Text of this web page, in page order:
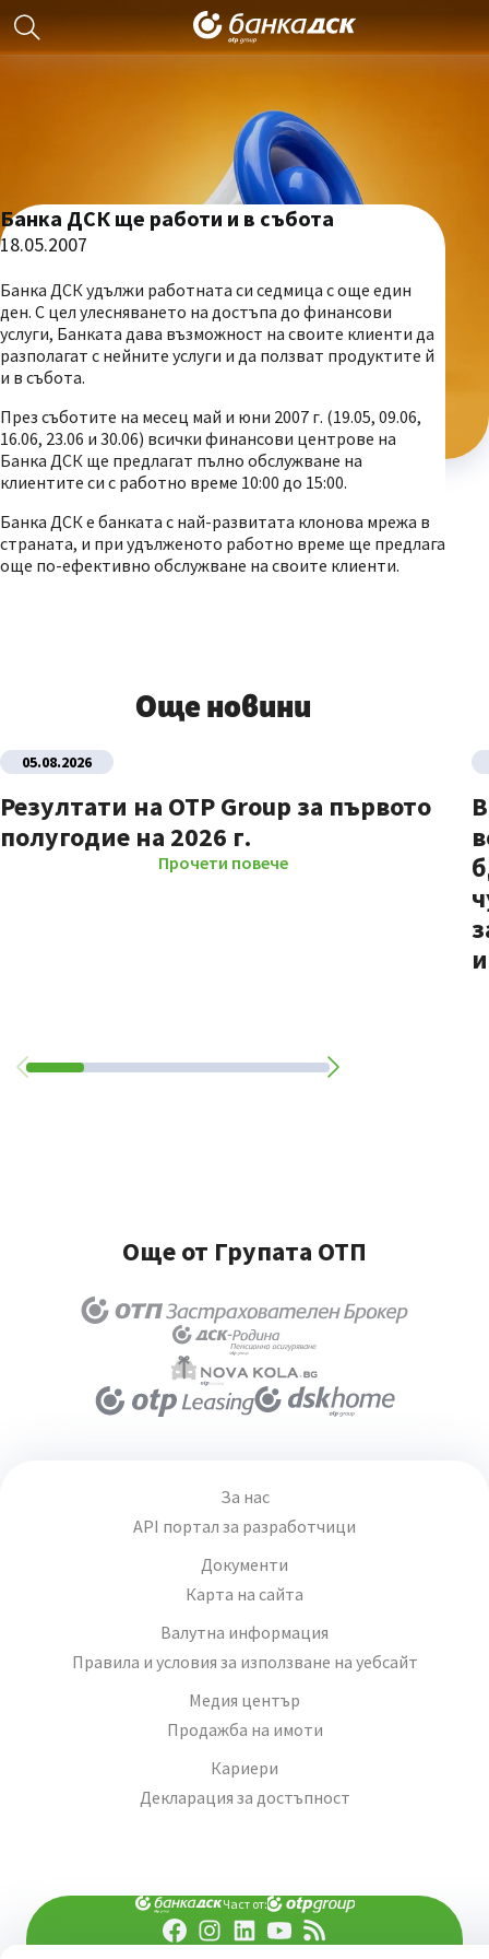
Банка ДСК ще работи и в събота
18.05.2007
Банка ДСК удължи работната си седмица с още един
ден. С цел улесняването на достъпа до финансови
услуги, Банката дава възможност на своите клиенти да
разполагат с нейните услуги и да ползват продуктите й
и в събота.
През съботите на месец май и юни 2007 г. (19.05, 09.06,
16.06, 23.06 и 30.06) всички финансови центрове на
Банка ДСК ще предлагат пълно обслужване на
клиентите си с работно време 10:00 до 15:00.
Банка ДСК е банката с най-развитата клонова мрежа в
страната, и при удълженото работно време ще предлага
още по-ефективно обслужване на своите клиенти.
Още новини
05.08.2026
Резултати на OTP Group за първото
полугодие на 2026 г.
Прочети повече
Още от Групата ОТП
За нас
API портал за разработчици
Документи
Карта на сайта
Валутна информация
Правила и условия за използване на уебсайт
Медия център
Продажба на имоти
Кариери
Декларация за достъпност
Част от: